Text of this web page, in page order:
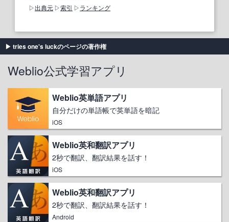
出典元 索引 ランキング
tries one's luckのページの著作権
Weblio公式学習アプリ
Weblio英単語アプリ
自分だけの単語帳で英単語を暗記
iOS
Weblio英和翻訳アプリ
2秒で翻訳、翻訳結果を話す！
iOS
Weblio英和翻訳アプリ
2秒で翻訳、翻訳結果を話す！
Android